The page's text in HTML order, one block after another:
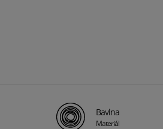
Bavlna
Materiál